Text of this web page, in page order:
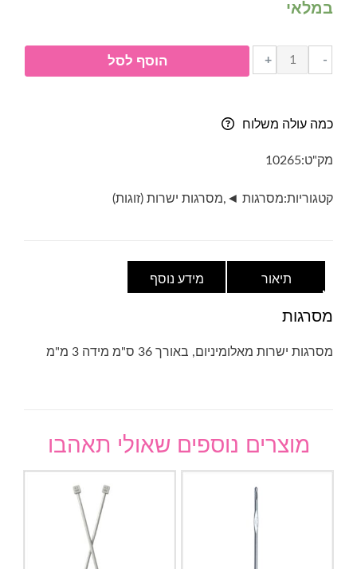
במלאי
-
כמות
של
3
+ הוסף לסל
כמה עולה משלוח
מק"ט:10265
קטגוריות:מסרגות ◄ ,מסרגות ישרות (זוגות)
תיאור מידע נוסף
מסרגות
מסרגות ישרות מאלומיניום, באורך 36 ס"מ מידה 3 מ"מ
מוצרים נוספים שאולי תאהבו